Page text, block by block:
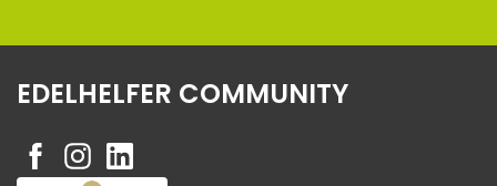
EDELHELFER COMMUNITY